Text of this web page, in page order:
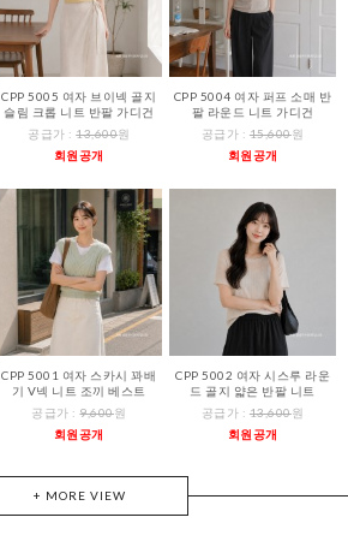
CPP 5005 여자 브이넥 골지
슬림 크롭 니트 반팔 가디건
공급가 :13,600원
회원공개
CPP 5004 여자 퍼프 소매 반
팔 라운드 니트 가디건
공급가 : 15,600원
회원공개
CPP 5001 여자 스카시 꽈배
기 V넥 니트 조끼 베스트
공급가 :9,600원
회원공개
CPP 5002 여자 시스루 라운
드 골지 얇은 반팔 니트
공급가 : 13,600원
회원공개
+ MORE VIEW